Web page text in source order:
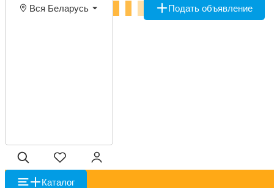
Вся Беларусь Подать объявление
Каталог